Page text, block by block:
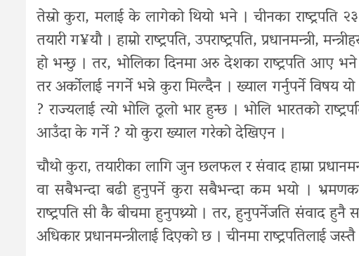
तेस्रो कुरा, मलाई के लागेको थियो भने । चीनका राष्ट्रपति
तयारी ग¥यौ । हाम्रो राष्ट्रपति, उपराष्ट्रपति, प्रधानमन्त्री,
हो भन्छु । तर, भोलिका दिनमा अरु देशका राष्ट्रपति आए
तर अर्कोलाई नगर्ने भन्ने कुरा मिल्दैन । ख्याल गर्नुपर्ने विषय
? राज्यलाई त्यो भोलि ठूलो भार हुन्छ । भोलि भारतको
आउँदा के गर्ने ? यो कुरा ख्याल गरेको देखिएन ।
चौथो कुरा, तयारीका लागि जुन छलफल र संवाद हाम्रा
वा सबैभन्दा बढी हुनुपर्ने कुरा सबैभन्दा कम भयो ।
राष्ट्रपति सी कै बीचमा हुनुपथ्र्यो । तर, हुनुपर्नेजति संवाद
अधिकार प्रधानमन्त्रीलाई दिएको छ । चीनमा राष्ट्रपतिलाई